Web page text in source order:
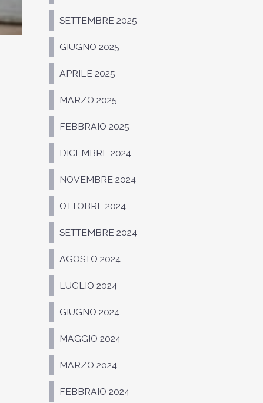
SETTEMBRE 2025
GIUGNO 2025
APRILE 2025
MARZO 2025
FEBBRAIO 2025
DICEMBRE 2024
NOVEMBRE 2024
OTTOBRE 2024
SETTEMBRE 2024
AGOSTO 2024
LUGLIO 2024
GIUGNO 2024
MAGGIO 2024
MARZO 2024
FEBBRAIO 2024